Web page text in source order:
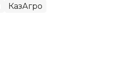
КазАгро